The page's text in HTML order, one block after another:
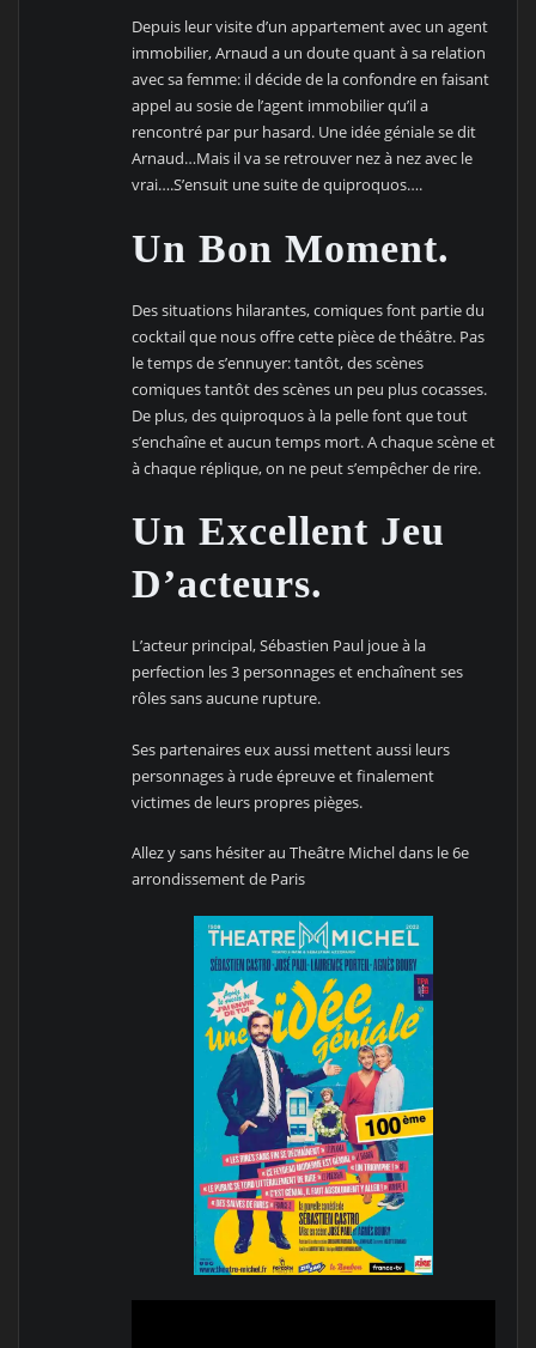
Depuis leur visite d’un appartement avec un agent
immobilier, Arnaud a un doute quant à sa relation
avec sa femme: il décide de la confondre en faisant
appel au sosie de l’agent immobilier qu’il a
rencontré par pur hasard. Une idée géniale se dit
Arnaud…Mais il va se retrouver nez à nez avec le
vrai….S’ensuit une suite de quiproquos….
Un Bon Moment.
Des situations hilarantes, comiques font partie du
cocktail que nous offre cette pièce de théâtre. Pas
le temps de s’ennuyer: tantôt, des scènes
comiques tantôt des scènes un peu plus cocasses.
De plus, des quiproquos à la pelle font que tout
s’enchaîne et aucun temps mort. A chaque scène et
à chaque réplique, on ne peut s’empêcher de rire.
Un Excellent Jeu
D’acteurs.
L’acteur principal, Sébastien Paul joue à la
perfection les 3 personnages et enchaînent ses
rôles sans aucune rupture.
Ses partenaires eux aussi mettent aussi leurs
personnages à rude épreuve et finalement
victimes de leurs propres pièges.
Allez y sans hésiter au Theâtre Michel dans le 6e
arrondissement de Paris